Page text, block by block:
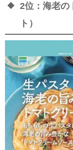
2位：海老の
ト）